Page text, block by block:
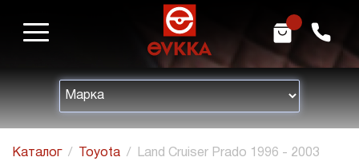
h m
Каталог Toyota Land Cruiser Prado 1996 - 2003